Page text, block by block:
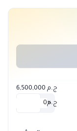
ج.م 6,500,000
0%
ج.م